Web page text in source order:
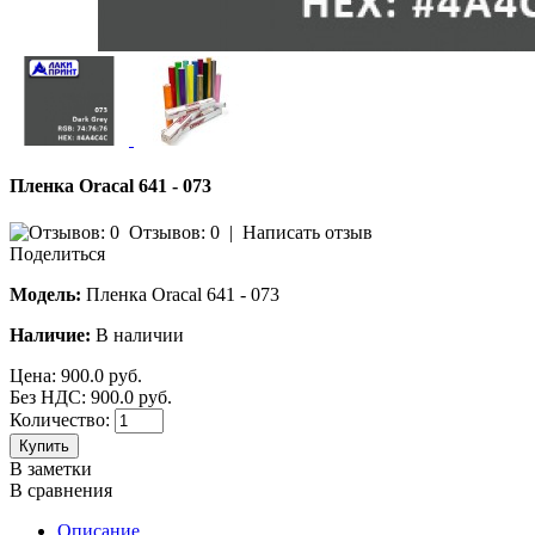
Пленка Oracal 641 - 073
Отзывов: 0 | Написать отзыв
Поделиться
Модель: Пленка Oracal 641 - 073
Наличие: В наличии
Цена: 900.0 руб.
Без НДС: 900.0 руб.
Количество:
Купить
В заметки
В сравнения